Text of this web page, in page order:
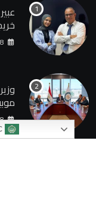
تصل 8 أغسطس، 2026
8 أغسطس، 2026